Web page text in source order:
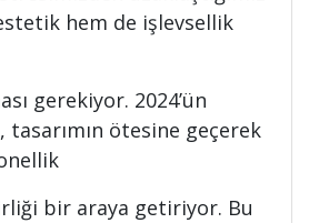
hem de işlevsellik
gerekiyor. 2024’ün
ötesine geçerek
bir araya getiriyor. Bu